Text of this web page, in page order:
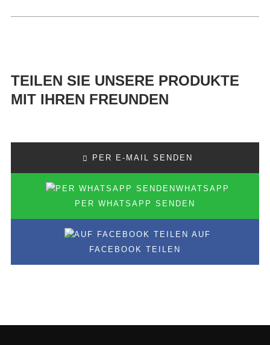
TEILEN SIE UNSERE PRODUKTE
MIT IHREN FREUNDEN
PER E-MAIL SENDEN
PER WHATSAPP SENDEN
AUF
FACEBOOK TEILEN